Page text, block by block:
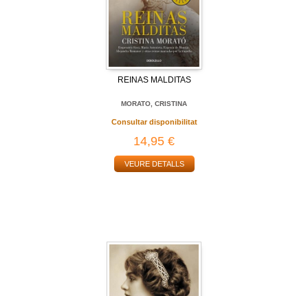
REINAS MALDITAS
MORATO, CRISTINA
Consultar disponibilitat
14,95 €
VEURE DETALLS